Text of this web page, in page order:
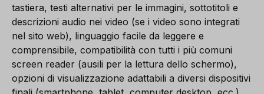
tastiera, testi alternativi per le immagini, sottotitoli e
descrizioni audio nei video (se i video sono integrati
nel sito web), linguaggio facile da leggere e
comprensibile, compatibilità con tutti i più comuni
screen reader (ausili per la lettura dello schermo),
opzioni di visualizzazione adattabili a diversi dispositivi